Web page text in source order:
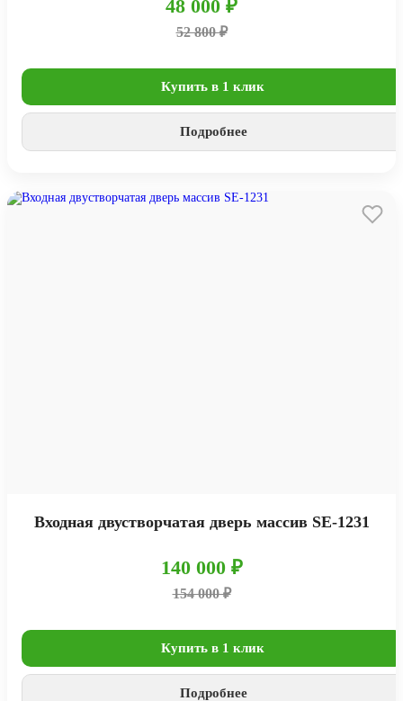
48 000 ₽
52 800 ₽
Купить в 1 клик
Подробнее
Входная двустворчатая дверь массив SE-1231
140 000 ₽
154 000 ₽
Купить в 1 клик
Подробнее